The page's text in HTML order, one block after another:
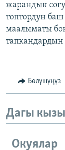
жарандык
топтордун
маалыматы
Бөлүшүңүз
Дагы
Окуялар